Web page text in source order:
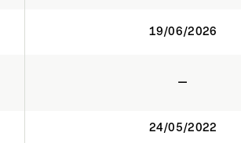
19/06/2026
—
24/05/2022